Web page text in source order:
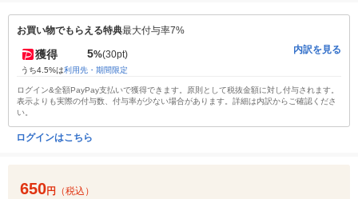
お買い物でもらえる特典最大付与率7%
獲得 5%(30pt)
うち4.5%は利用先・期間限定
内訳を見る
ログイン&全額PayPay支払いで獲得できます。原則として税抜金額に対し付与されます。
表示よりも実際の付与数、付与率が少ない場合があります。詳細は内訳からご確認くださ
い。
ログインはこちら
650円 （税込）